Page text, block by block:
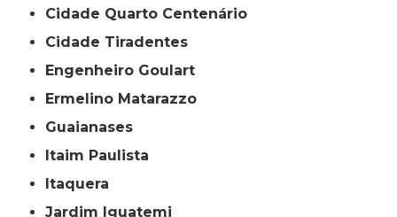
Cidade Quarto Centenário
Cidade Tiradentes
Engenheiro Goulart
Ermelino Matarazzo
Guaianases
Itaim Paulista
Itaquera
Jardim Iguatemi